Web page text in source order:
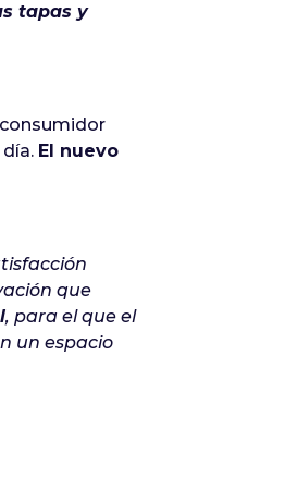
tapas y
El nuevo
que
, para el que el
un espacio